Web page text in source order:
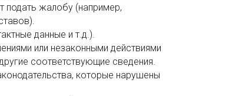
подать жалобу (например,
данные и т.д.).
или незаконными действиями
соответствующие сведения.
которые нарушены